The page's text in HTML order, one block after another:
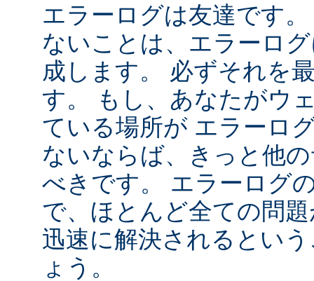
エラーログは友達です
ないことは、エラーロ
成します。 必ずそれを
す。 もし、あなたがウ
ている場所が エラーロ
ないならば、きっと他
べきです。 エラーログ
で、ほとんど全ての問
迅速に解決されるとい
ょう。